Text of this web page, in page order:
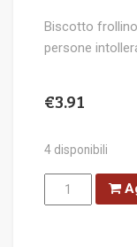
Biscotto
persone
€3.91
4 disponibili
Crich
Biscotti
al